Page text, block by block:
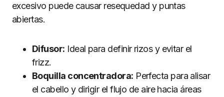
excesivo puede causar resequedad y puntas
abiertas.
Difusor: Ideal para definir rizos y evitar el
frizz.
Boquilla concentradora: Perfecta para alisar
el cabello y dirigir el flujo de aire hacia áreas